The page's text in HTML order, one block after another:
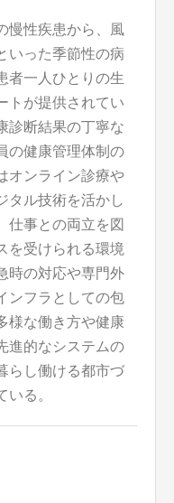
慢性疾患から、風
いった季節性の病
者一人ひとりの生
トが提供されてい
診断結果の丁寧な
の健康管理体制の
オンライン診療や
タル技術を活かし
仕事との両立を図
を受けられる環境
時の対応や専門外
ンフラとしての包
様な働き方や健康
進的なシステムの
らし働ける都市づ
いる。